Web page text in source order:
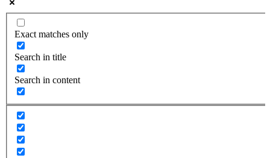
Exact matches only
Search in title
Search in content